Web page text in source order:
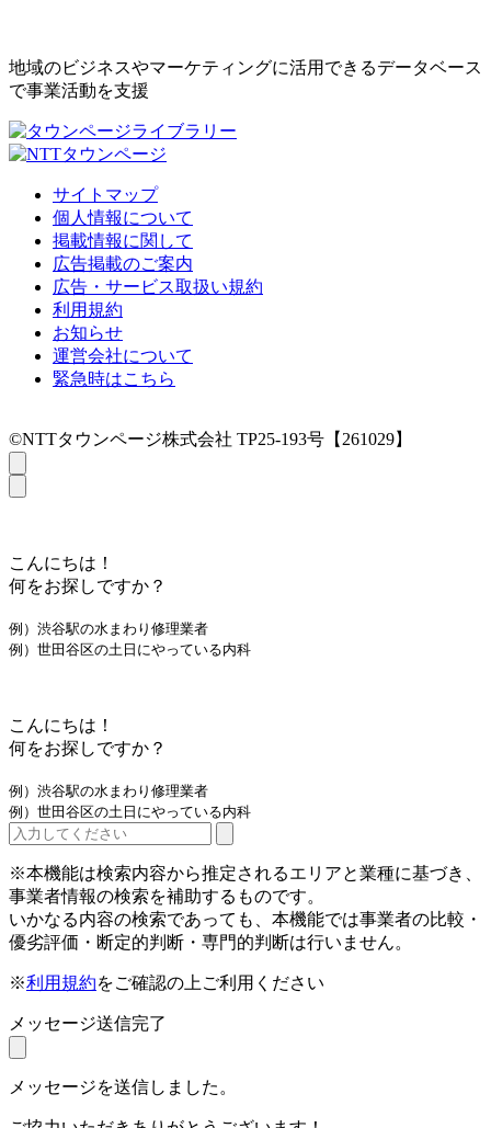
地域のビジネスやマーケティングに活用できるデータベース
で事業活動を支援
サイトマップ
個人情報について
掲載情報に関して
広告掲載のご案内
広告・サービス取扱い規約
利用規約
お知らせ
運営会社について
緊急時はこちら
©NTTタウンページ株式会社 TP25-193号【261029】
こんにちは！
何をお探しですか？
例）渋谷駅の水まわり修理業者
例）世田谷区の土日にやっている内科
こんにちは！
何をお探しですか？
例）渋谷駅の水まわり修理業者
例）世田谷区の土日にやっている内科
※本機能は検索内容から推定されるエリアと業種に基づき、
事業者情報の検索を補助するものです。
いかなる内容の検索であっても、本機能では事業者の比較・
優劣評価・断定的判断・専門的判断は行いません。
※利用規約をご確認の上ご利用ください
メッセージ送信完了
メッセージを送信しました。